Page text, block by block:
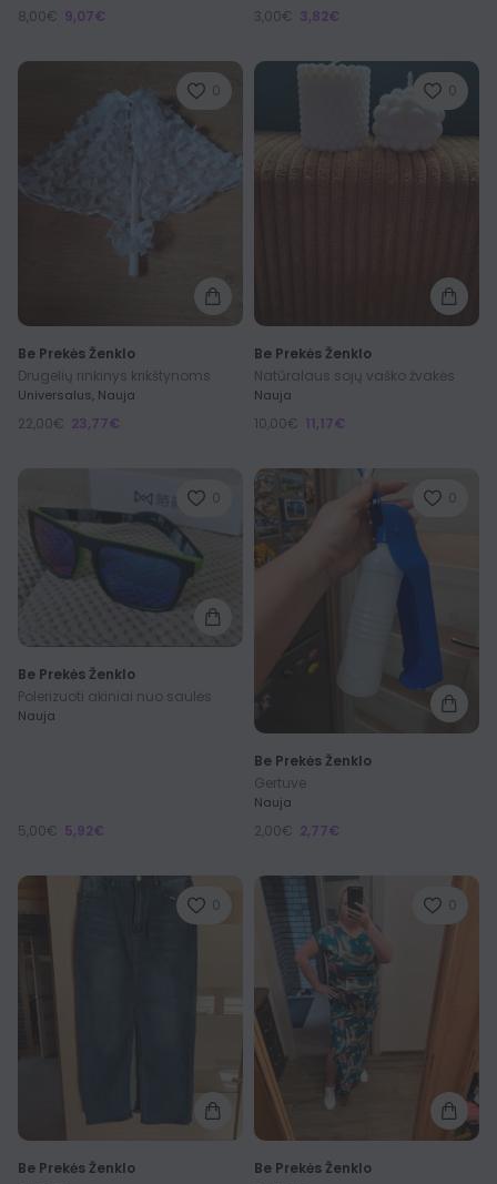
8,00€ 9,07€ 3,00€ 3,82€
0
Be Prekės Ženklo
Drugelių rinkinys krikštynoms
Universalus, Nauja
22,00€ 23,77€
0
Be Prekės Ženklo
Natūralaus sojų vaško žvakės
Nauja
10,00€ 11,17€
0
Be Prekės Ženklo
Polerizuoti akiniai nuo saulės
Nauja
5,00€ 5,92€
0
Be Prekės Ženklo
Gertuve
Nauja
2,00€ 2,77€
0
Be Prekės Ženklo
0
Be Prekės Ženklo